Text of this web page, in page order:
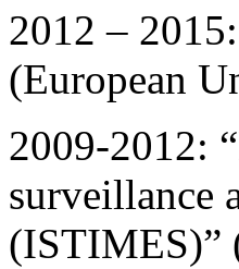
2012 –
(European
2009-2012:
surveillance
(ISTIMES)”